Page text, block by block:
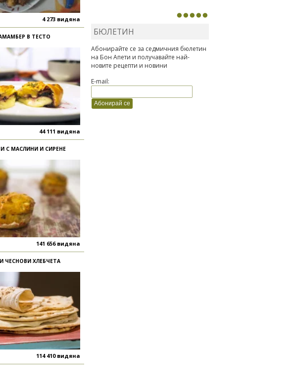
4 273 видяна
В ТЕСТО
44 111 видяна
С МАСЛИНИ И СИРЕНЕ
141 656 видяна
ЧЕСНОВИ ХЛЕБЧЕТА
114 410 видяна
БЮЛЕТИН
Абонирайте се за седмичния бюлетин
на Бон Апети и получавайте най-
новите рецепти и новини
E-mail: